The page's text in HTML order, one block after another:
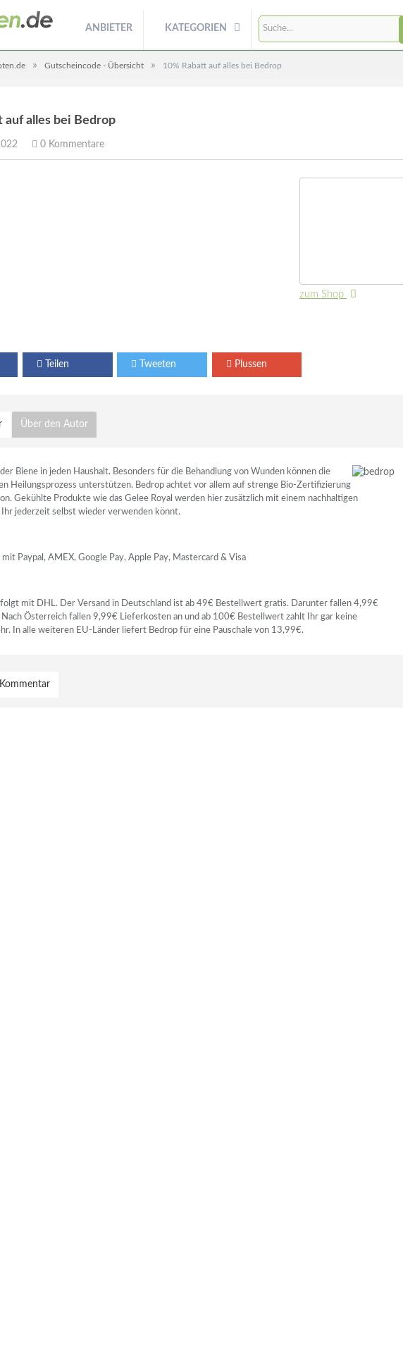
ANBIETER KATEGORIEN
» Gutscheincode - Übersicht » 10% Rabatt auf alles bei Bedrop
auf alles bei Bedrop
0 Kommentare
zum Shop
Teilen Tweeten Plussen
Über den Autor
Biene in jeden Haushalt. Besonders für die Behandlung von Wunden können die
Heilungsprozess unterstützen. Bedrop achtet vor allem auf strenge Bio-Zertifizierung
Gekühlte Produkte wie das Gelee Royal werden hier zusätzlich mit einem nachhaltigen
jederzeit selbst wieder verwenden könnt.
Paypal, AMEX, Google Pay, Apple Pay, Mastercard & Visa
mit DHL. Der Versand in Deutschland ist ab 49€ Bestellwert gratis. Darunter fallen 4,99€
Nach Österreich fallen 9,99€ Lieferkosten an und ab 100€ Bestellwert zahlt Ihr gar keine
In alle weiteren EU-Länder liefert Bedrop für eine Pauschale von 13,99€.